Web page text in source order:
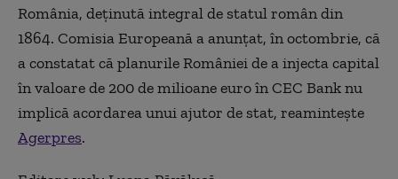
România, deţinută integral de statul român din
1864. Comisia Europeană a anunţat, în octombrie, că
a constatat că planurile României de a injecta capital
în valoare de 200 de milioane euro în CEC Bank nu
implică acordarea unui ajutor de stat, reamintește
Agerpres.